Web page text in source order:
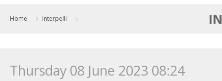
Home Interpelli
Thursday 08 June 2023 08:24